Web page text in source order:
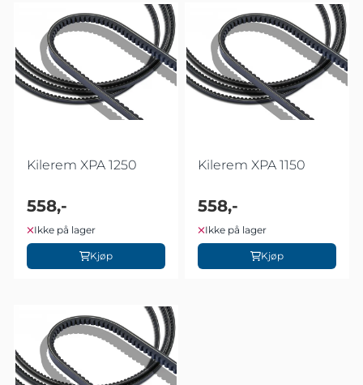
Kilerem XPA 1250
558,-
Ikke på lager
Kjøp
Kilerem XPA 1150
558,-
Ikke på lager
Kjøp